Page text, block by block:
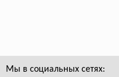
Мы в социальных сетях: